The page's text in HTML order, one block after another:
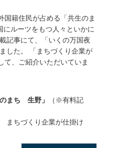
国籍住民が占める「共生のま
ルーツをもつ人々といかに
記事にて、「いくの万国夜
した。 「まちづくり企業が
て、ご紹介いただいていま
まち 生野」
（※有料記
まちづくり企業が仕掛け